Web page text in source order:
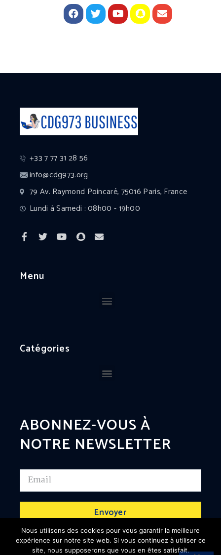
+33 7 77 31 28 56
info@cdg973.org
79 Av. Raymond Poincaré, 75016 Paris, France
Lundi à Samedi : 08h00 - 19h00
Menu
Catégories
ABONNEZ-VOUS À
NOTRE NEWSLETTER
Envoyer
Nous utilisons des cookies pour vous garantir la meilleure
expérience sur notre site web. Si vous continuez à utiliser ce
site, nous supposerons que vous en êtes satisfait.